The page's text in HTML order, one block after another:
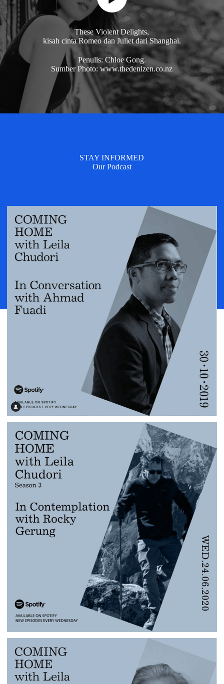
These Violent Delights,
kisah cinta Romeo dan Juliet dari Shanghai.
Penulis: Chloe Gong.
Sumber Photo: www.thedenizen.co.nz
STAY INFORMED
Our Podcast